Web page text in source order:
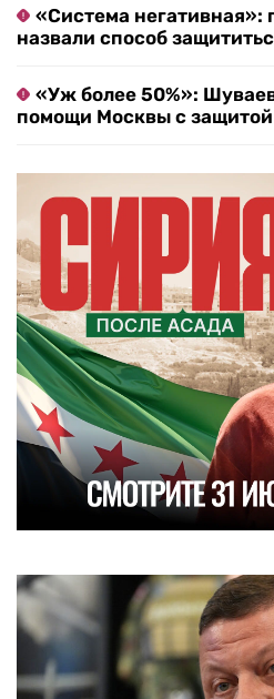
«Система негативная»:
назвали способ
«Уж более 50%»:
помощи Москвы с защитой